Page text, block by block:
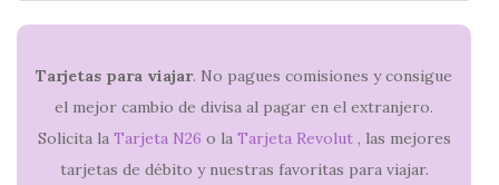
Tarjetas para viajar. No pagues comisiones y consigue
el mejor cambio de divisa al pagar en el extranjero.
Solicita la Tarjeta N26 o la Tarjeta Revolut, las mejores
tarjetas de débito y nuestras favoritas para viajar.